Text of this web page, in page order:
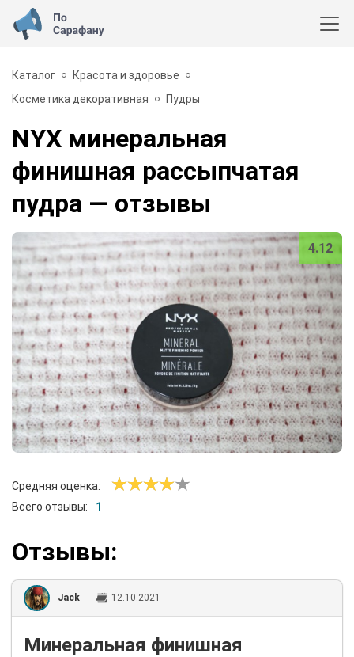
Каталог
Красота и здоровье
Косметика декоративная
Пудры
NYX минеральная
финишная рассыпчатая
пудра — отзывы
4.12
Средняя оценка:
Всего отзывы:
1
Отзывы:
Jack 12.10.2021
Минеральная финишная